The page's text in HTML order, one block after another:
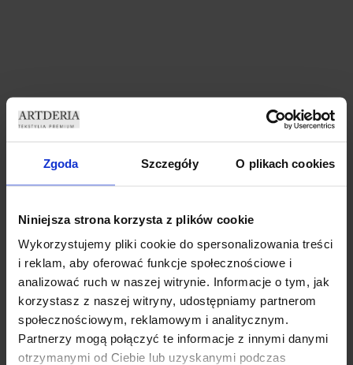
Zgoda Szczegóły O plikach cookies
Niniejsza strona korzysta z plików cookie
Wykorzystujemy pliki cookie do spersonalizowania treści
i reklam, aby oferować funkcje społecznościowe i
analizować ruch w naszej witrynie. Informacje o tym, jak
korzystasz z naszej witryny, udostępniamy partnerom
społecznościowym, reklamowym i analitycznym.
Partnerzy mogą połączyć te informacje z innymi danymi
otrzymanymi od Ciebie lub uzyskanymi podczas
ZASŁONY WELUROWE
MARMUR 140×250 CM
69,99zł
Dodaj do koszyka
ZASŁONY WELUROWE MODEL
69,99